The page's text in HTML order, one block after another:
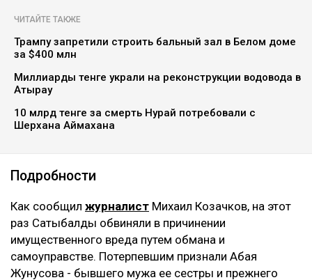
Бывшую жену племянника Нурсултана Назарбаева
Гульмиру Сатыбалды признали виновной по
четвертому уголовному делу. Новый срок ей не
свободы остались без изменений. Однако суд
постановил взыскать с нее более 8 млрд тенге,
ЧИТАЙТЕ ТАКЖЕ
Трампу запретили строить бальный зал в Белом доме
за $400 млн
Миллиарды тенге украли на реконструкции водовода в
Атырау